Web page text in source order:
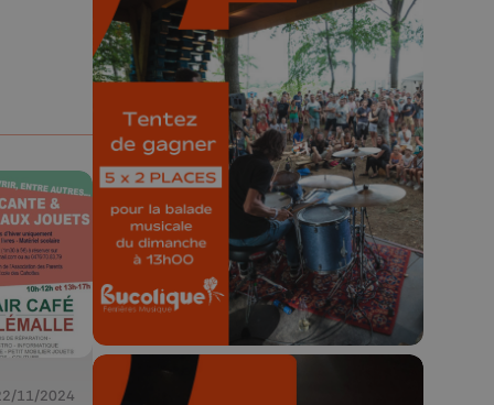
11/2024
🎁 Gagnez 5x2
places pour le
Bucolique Ferrières
Festival 🌿🎶
Concours valable jusqu'au 9 août,
23h59.